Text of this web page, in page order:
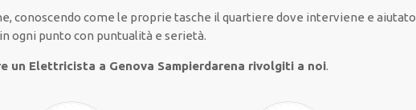
conoscendo come le proprie tasche il quartiere dove interviene eaiutato
ogni punto con puntualità e serietà.
un Elettricista a Genova Sampierdarena rivolgiti a noi.